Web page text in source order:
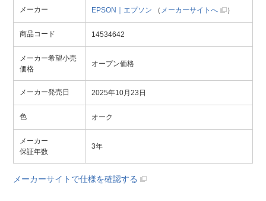
メーカー EPSON｜エプソン （ メーカーサイトへ ）
商品コード 14534642
メーカー希望小売
価格
オープン価格
メーカー発売日 2025年10月23日
色 オーク
メーカー
保証年数
3年
メーカーサイトで仕様を確認する